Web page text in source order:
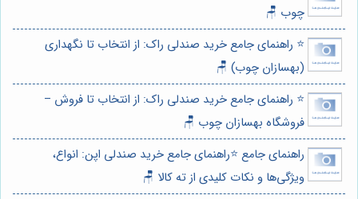
چوب 🪑
⭐️ راهنمای جامع خرید صندلی راک: از انتخاب تا نگهداری
(بهسازان چوب) 🪑
⭐️ راهنمای جامع خرید صندلی راک: از انتخاب تا فروش –
فروشگاه بهسازان چوب 🪑
راهنمای جامع ⭐️راهنمای جامع خرید صندلی اپن: انواع،
ویژگی‌ها و نکات کلیدی از ته کالا 🪑